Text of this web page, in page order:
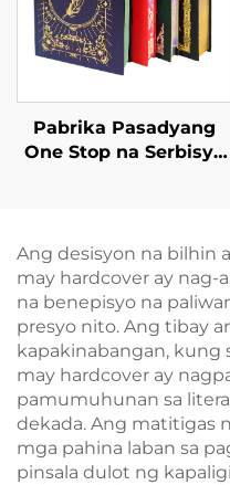
Pabrika Pasadyang
One Stop na Serbisyo
print ng Libro
Hardcover na Photo
Book na may Gintong
Gilya
Ang desisyon na bilhin
may hardcover ay nag-
na benepisyo na
presyo nito. Ang tibay
kapakinabangan, kung
may hardcover ay
pamumuhunan sa
dekada. Ang matitigas
mga pahina laban sa
pinsala dulot ng